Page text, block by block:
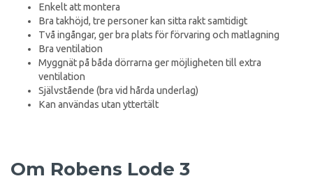
Enkelt att montera
Bra takhöjd, tre personer kan sitta rakt samtidigt
Två ingångar, ger bra plats för förvaring och matlagning
Bra ventilation
Myggnät på båda dörrarna ger möjligheten till extra
ventilation
Självstående (bra vid hårda underlag)
Kan användas utan yttertält
Om Robens Lode 3